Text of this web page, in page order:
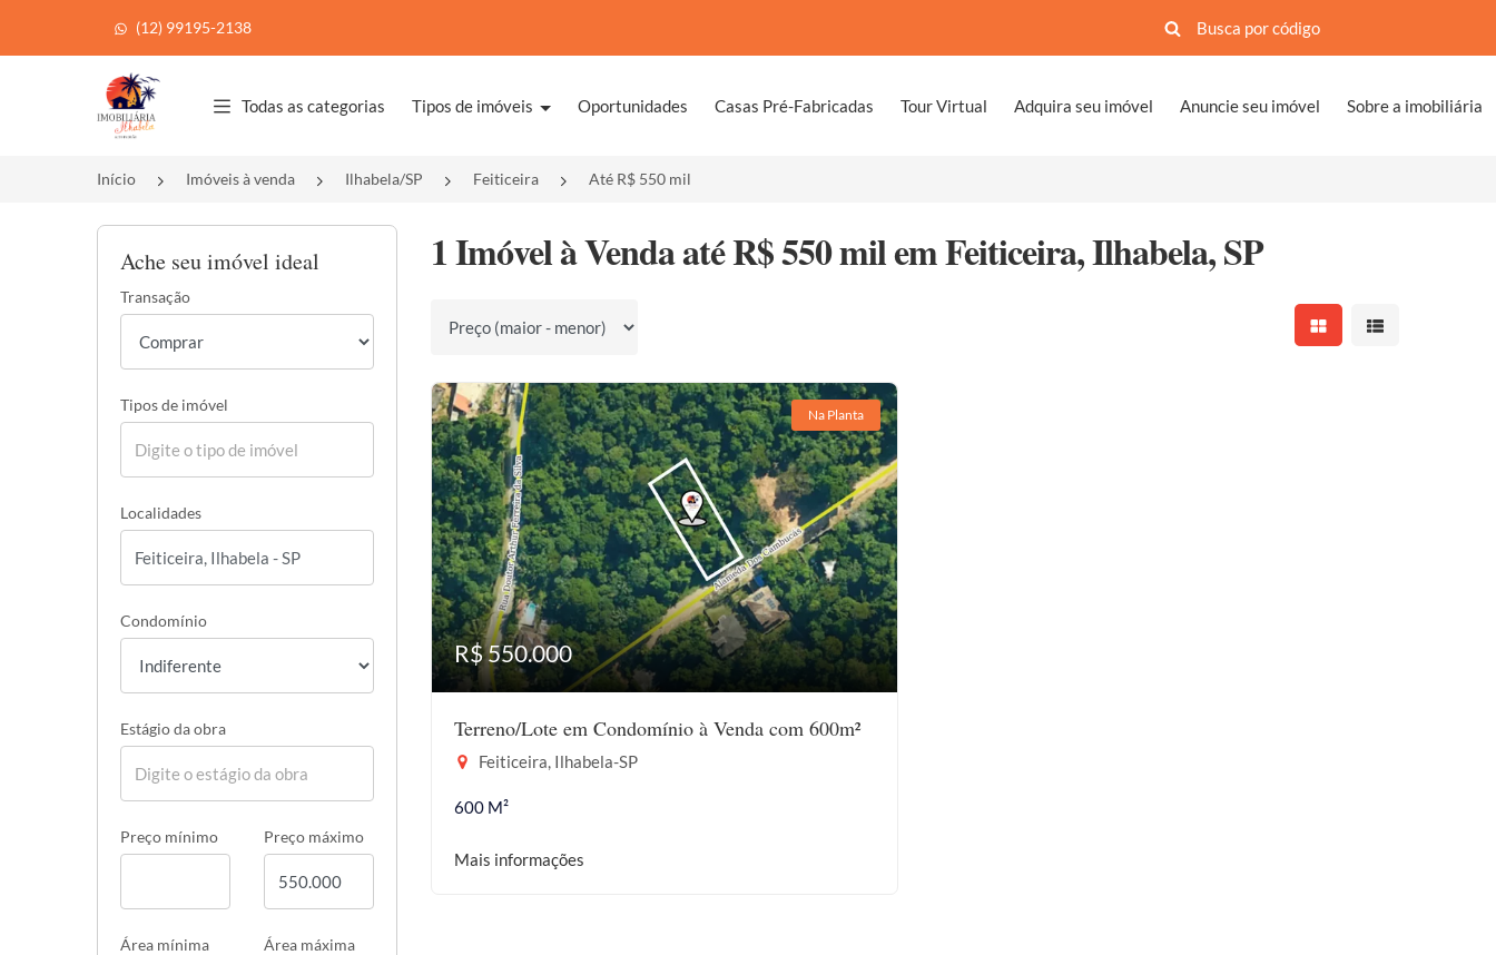
(12) 99195-2138
Página inicial
Todas as categorias Tipos de imóveis Oportunidades Casas Pré-Fabricadas Tour Virtual Adquira seu imóvel Anuncie seu imóvel Sobre a imobiliária
Início Imóveis à venda Ilhabela/SP Feiticeira Até R$ 550 mil
Ache seu imóvel ideal
Transação
Tipos de imóvel
Localidades
Condomínio
Estágio da obra
Preço mínimo Preço máximo
Área mínima Área máxima
1 Imóvel à Venda até R$ 550 mil em Feiticeira, Ilhabela, SP
Ordenar por Mostrar resultados em
Mostrar
Na Planta
R$ 550.000
Terreno/Lote em Condomínio à Venda com 600m²
Feiticeira, Ilhabela-SP
600 M²
Mais informações